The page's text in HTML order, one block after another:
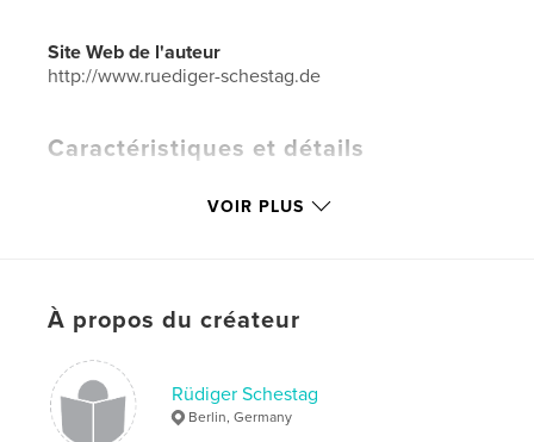
Site Web de l'auteur
http://www.ruediger-schestag.de
Caractéristiques et détails
Date de publication:févr 26, 2015
Mots-clés
, Akt , Nude
VOIR PLUS
À propos du créateur
Rüdiger Schestag
Berlin, Germany